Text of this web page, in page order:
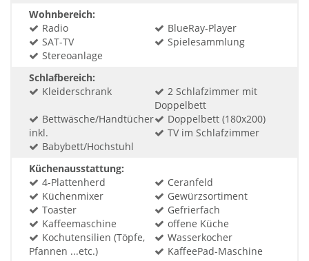
Wohnbereich:
Radio
BlueRay-Player
SAT-TV
Spielesammlung
Stereoanlage
Schlafbereich:
Kleiderschrank
2 Schlafzimmer mit
Doppelbett
Bettwäsche/Handtücher
inkl.
Doppelbett (180x200)
TV im Schlafzimmer
Babybett/Hochstuhl
Küchenausstattung:
4-Plattenherd
Ceranfeld
Küchenmixer
Gewürzsortiment
Toaster
Gefrierfach
Kaffeemaschine
offene Küche
Kochutensilien (Töpfe,
Pfannen ...etc.)
Wasserkocher
KaffeePad-Maschine